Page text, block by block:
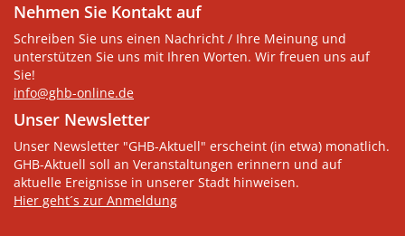
Nehmen Sie Kontakt auf
Schreiben Sie uns einen Nachricht / Ihre Meinung und
unterstützen Sie uns mit Ihren Worten. Wir freuen uns auf
Sie!
info@ghb-online.de
Unser Newsletter
Unser Newsletter "GHB-Aktuell" erscheint (in etwa) monatlich.
GHB-Aktuell soll an Veranstaltungen erinnern und auf
aktuelle Ereignisse in unserer Stadt hinweisen.
Hier geht´s zur Anmeldung